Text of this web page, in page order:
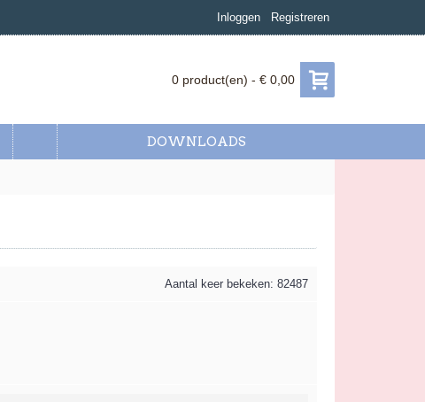
Inloggen Registreren
0 product(en) - € 0,00
DOWNLOADS
Aantal keer bekeken: 82487